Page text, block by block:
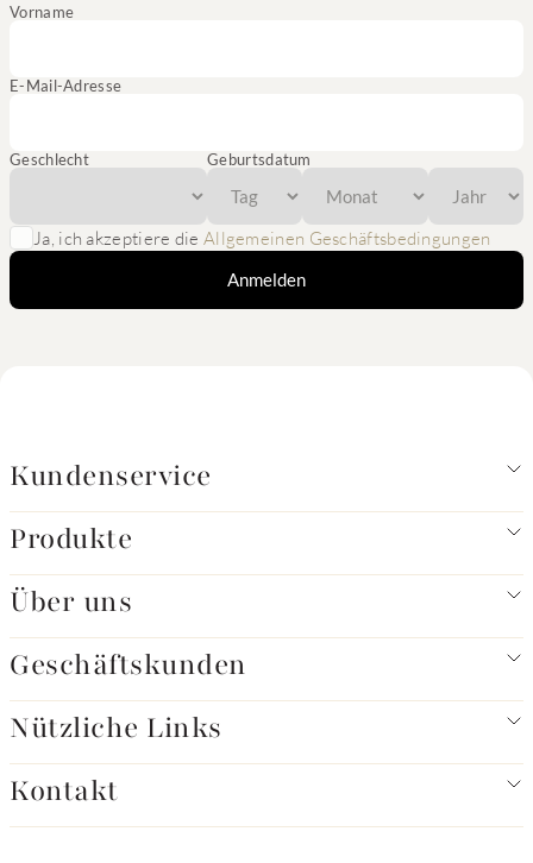
Vorname
E-Mail-Adresse
Geschlecht Geburtsdatum
Ja, ich akzeptiere die Allgemeinen Geschäftsbedingungen
Anmelden
Kundenservice
Produkte
Über uns
Geschäftskunden
Nützliche Links
Kontakt